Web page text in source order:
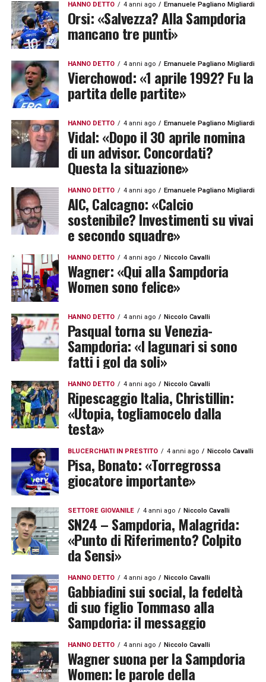
HANNO DETTO 4 anni ago Emanuele Pagliano Migliardi
Orsi: «Salvezza? Alla Sampdoria
mancano tre punti»
HANNO DETTO 4 anni ago Emanuele Pagliano Migliardi
Vierchowod: «1 aprile 1992? Fu la
partita delle partite»
HANNO DETTO 4 anni ago Emanuele Pagliano Migliardi
Vidal: «Dopo il 30 aprile nomina
di un advisor. Concordati?
Questa la situazione»
HANNO DETTO 4 anni ago Emanuele Pagliano Migliardi
AIC, Calcagno: «Calcio
sostenibile? Investimenti su vivai
e secondo squadre»
HANNO DETTO 4 anni ago Niccolo Cavalli
Wagner: «Qui alla Sampdoria
Women sono felice»
HANNO DETTO 4 anni ago Niccolo Cavalli
Pasqual torna su Venezia-
Sampdoria: «I lagunari si sono
fatti i gol da soli»
HANNO DETTO 4 anni ago Niccolo Cavalli
Ripescaggio Italia, Christillin:
«Utopia, togliamocelo dalla
testa»
BLUCERCHIATI IN PRESTITO 4 anni ago Niccolo Cavalli
Pisa, Bonato: «Torregrossa
giocatore importante»
SETTORE GIOVANILE 4 anni ago Niccolo Cavalli
SN24 – Sampdoria, Malagrida:
«Punto di Riferimento? Colpito
da Sensi»
HANNO DETTO 4 anni ago Niccolo Cavalli
Gabbiadini sui social, la fedeltà
di suo figlio Tommaso alla
Sampdoria: il messaggio
HANNO DETTO 4 anni ago Niccolo Cavalli
Wagner suona per la Sampdoria
Women: le parole della